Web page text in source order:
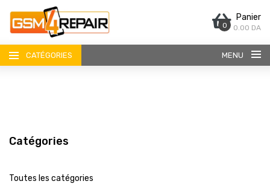
0
Panier
0.00 DA
CATÉGORIES MENU
Catégories
Toutes les catégories